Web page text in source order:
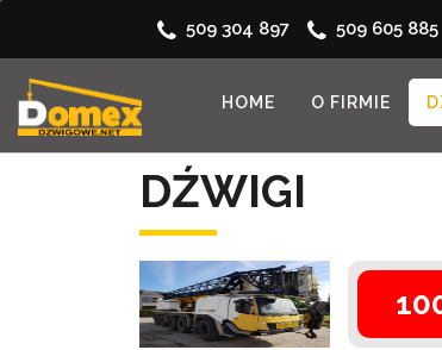
509 304 897 509 605 885
HOME O FIRMIE
DŹWIGI